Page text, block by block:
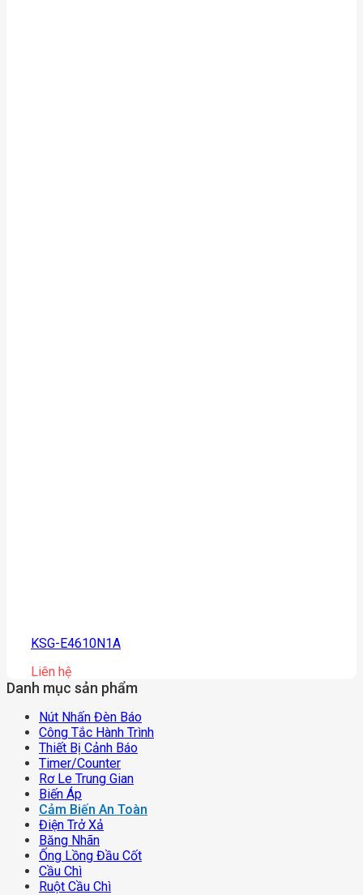
KSG-E4610N1A
Liên hệ
Danh mục sản phẩm
Nút Nhấn Đèn Báo
Công Tắc Hành Trình
Thiết Bị Cảnh Báo
Timer/counter
Rơ Le Trung Gian
Biến Áp
Cảm Biến An Toàn
Điện Trở Xả
Băng Nhãn
Ống Lồng Đầu Cốt
Cầu Chì
Ruột Cầu Chì